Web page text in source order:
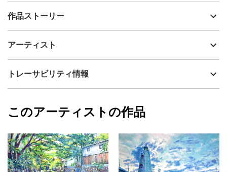
出品者
制作年
技法
油彩
カラー
赤
緑
ジャンル
風景画
配送目安
二週間以内
作品ストーリー
ましたので観光をあきらめ車の中から見えた雨に打たれている門
アーティスト
福島康廣
フォローする
トレーサビリティ情報
福島康廣
このアーティストの作品